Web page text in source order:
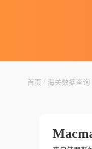
首页 / 海关数据查询